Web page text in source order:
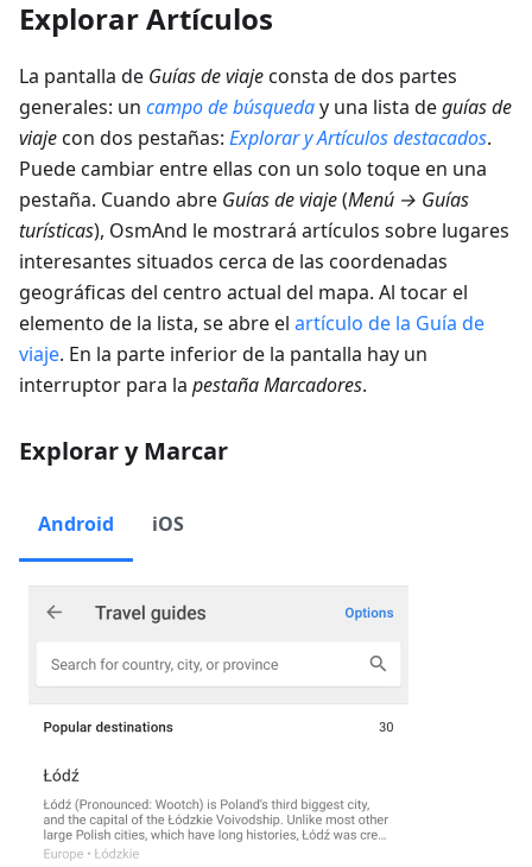
Explorar Artículos
La pantalla de Guías de viajeconsta de dos partes
generales: un campo de búsqueday una lista deguías de
viajecon dos pestañas: ExploraryArtículos destacados.
Puede cambiar entre ellas con un solo toque en una
pestaña. Cuando abre Guías de viaje(Menú → Guías
turísticas), OsmAnd le mostrará artículos sobre lugares
interesantes situados cerca de las coordenadas
geográficas del centro actual del mapa. Al tocar el
elemento de la lista, se abre el artículo de la Guía de
viaje. En la parte inferior de la pantalla hay un
interruptor para la pestaña Marcadores.
Explorar y Marcar
Android iOS